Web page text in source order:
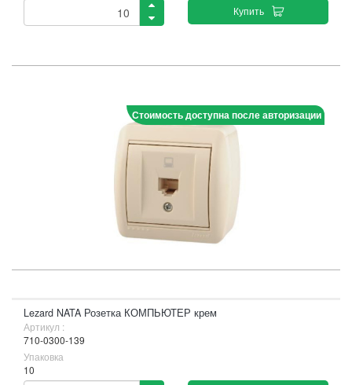
Купить
Стоимость доступна после авторизации
Lezard NATA Розетка КОМПЬЮТЕР крем
Артикул :
710-0300-139
Упаковка
10